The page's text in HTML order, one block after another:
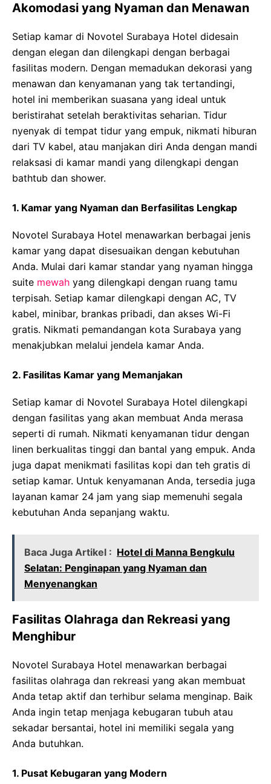
Akomodasi yang Nyaman dan Menawan
Setiap kamar di Novotel Surabaya Hotel didesain
dengan elegan dan dilengkapi dengan berbagai
fasilitas modern. Dengan memadukan dekorasi yang
menawan dan kenyamanan yang tak tertandingi,
hotel ini memberikan suasana yang ideal untuk
beristirahat setelah beraktivitas seharian. Tidur
nyenyak di tempat tidur yang empuk, nikmati hiburan
dari TV kabel, atau manjakan diri Anda dengan mandi
relaksasi di kamar mandi yang dilengkapi dengan
bathtub dan shower.
1. Kamar yang Nyaman dan Berfasilitas Lengkap
Novotel Surabaya Hotel menawarkan berbagai jenis
kamar yang dapat disesuaikan dengan kebutuhan
Anda. Mulai dari kamar standar yang nyaman hingga
suite mewah yang dilengkapi dengan ruang tamu
terpisah. Setiap kamar dilengkapi dengan AC, TV
kabel, minibar, brankas pribadi, dan akses Wi-Fi
gratis. Nikmati pemandangan kota Surabaya yang
menakjubkan melalui jendela kamar Anda.
2. Fasilitas Kamar yang Memanjakan
Setiap kamar di Novotel Surabaya Hotel dilengkapi
dengan fasilitas yang akan membuat Anda merasa
seperti di rumah. Nikmati kenyamanan tidur dengan
linen berkualitas tinggi dan bantal yang empuk. Anda
juga dapat menikmati fasilitas kopi dan teh gratis di
setiap kamar. Untuk kenyamanan Anda, tersedia juga
layanan kamar 24 jam yang siap memenuhi segala
kebutuhan Anda sepanjang waktu.
Baca Juga Artikel : Hotel di Manna Bengkulu
Selatan: Penginapan yang Nyaman dan
Menyenangkan
Fasilitas Olahraga dan Rekreasi yang
Menghibur
Novotel Surabaya Hotel menawarkan berbagai
fasilitas olahraga dan rekreasi yang akan membuat
Anda tetap aktif dan terhibur selama menginap. Baik
Anda ingin tetap menjaga kebugaran tubuh atau
sekadar bersantai, hotel ini memiliki segala yang
Anda butuhkan.
1. Pusat Kebugaran yang Modern